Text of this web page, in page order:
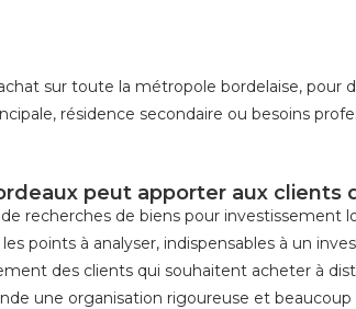
sur toute la métropole bordelaise,
résidence secondaire ou besoins
peut apporter aux clients
recherches de biens pour
points à analyser, indispensables à un
des clients qui souhaitent acheter à
une organisation rigoureuse et